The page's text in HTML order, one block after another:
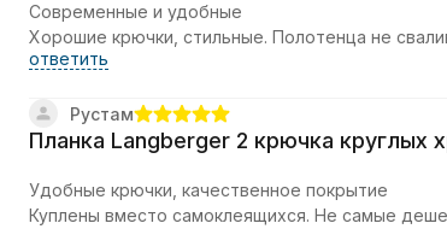
Современные и удобные
Хорошие крючки, стильные. Полотенца не
ответить
Рустам
Планка Langberger 2 крючка круглых
Удобные крючки, качественное покрытие
Куплены вместо самоклеящихся. Не самые